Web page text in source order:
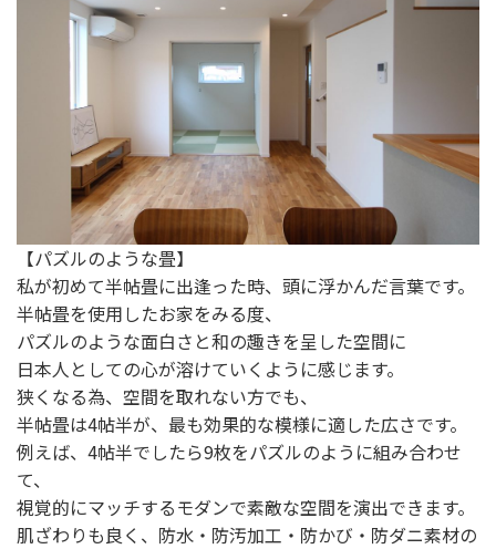
【パズルのような畳】
私が初めて半帖畳に出逢った時、頭に浮かんだ言葉です。
半帖畳を使用したお家をみる度、
パズルのような面白さと和の趣きを呈した空間に
日本人としての心が溶けていくように感じます。
狭くなる為、空間を取れない方でも、
半帖畳は4帖半が、最も効果的な模様に適した広さです。
例えば、4帖半でしたら9枚をパズルのように組み合わせ
て、
視覚的にマッチするモダンで素敵な空間を演出できます。
肌ざわりも良く、防水・防汚加工・防かび・防ダニ素材の